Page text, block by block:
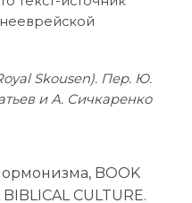
Skousen). Пер. Ю.
и А. Сичкаренко
BOOK
CULTURE.